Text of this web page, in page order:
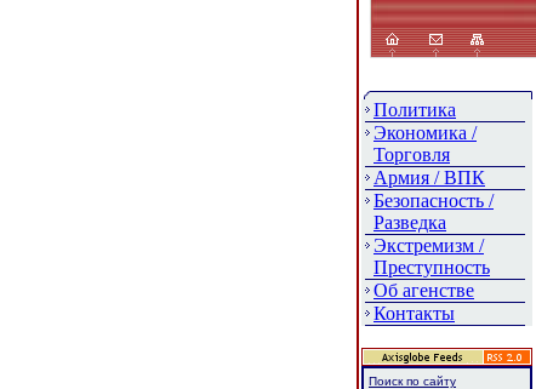
Политика
Экономика /
Торговля
Армия / ВПК
Безопасность /
Разведка
Экстремизм /
Преступность
Об агенстве
Контакты
Поиск по сайту